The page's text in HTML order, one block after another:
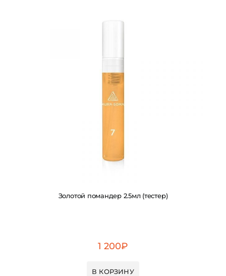
Золотой помандер 2.5мл (тестер)
1 200₽
В КОРЗИНУ